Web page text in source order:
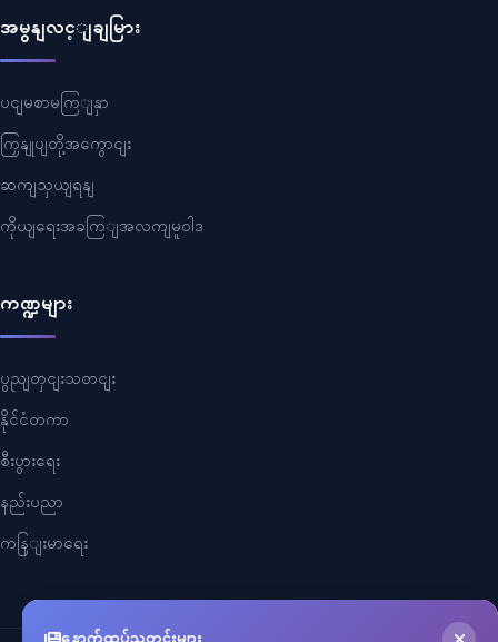
အမွနျလင့ျချမြား
ပငျမစာမကြျနှာ
ကြှနျုပျတို့အကွောငျး
ဆကျသှယျရနျ
ကိုယျရေးအခကြျအလကျမူဝါဒ
ကဏ္ဍများ
ပွညျတှငျးသတငျး
နိုင်ငံတကာ
စီးပွားရေး
နည်းပညာ
ကနြျးမာရေး